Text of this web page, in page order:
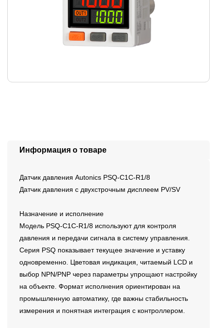
Информация о товаре
Датчик давления Autonics PSQ-C1C-R1/8
Датчик давления с двухстрочным дисплеем PV/SV
Назначение и исполнение
Модель PSQ-C1C-R1/8 используют для контроля
давления и передачи сигнала в систему управления.
Серия PSQ показывает текущее значение и уставку
одновременно. Цветовая индикация, читаемый LCD и
выбор NPN/PNP через параметры упрощают настройку
на объекте. Формат исполнения ориентирован на
промышленную автоматику, где важны стабильность
измерения и понятная интеграция с контроллером.